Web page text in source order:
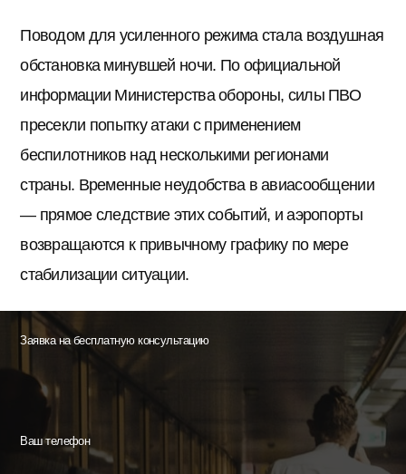
Поводом для усиленного режима стала воздушная
обстановка минувшей ночи. По официальной
информации Министерства обороны, силы ПВО
пресекли попытку атаки с применением
беспилотников над несколькими регионами
страны. Временные неудобства в авиасообщении
— прямое следствие этих событий, и аэропорты
возвращаются к привычному графику по мере
стабилизации ситуации.
Заявка на бесплатную консультацию
Ваш телефон